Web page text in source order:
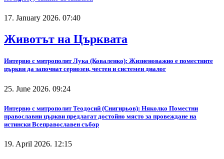
17. January 2026. 07:40
Животът на Църквата
Интервю с митрополит Лука (Коваленко): Жизненоважно е поместните
църкви да започнат сериозен, честен и системен диалог
25. June 2026. 09:24
Интервю с митрополит Теодосий (Снигирьов): Няколко Поместни
православни църкви предлагат достойно място за провеждане на
истински Всеправославен събор
19. April 2026. 12:15